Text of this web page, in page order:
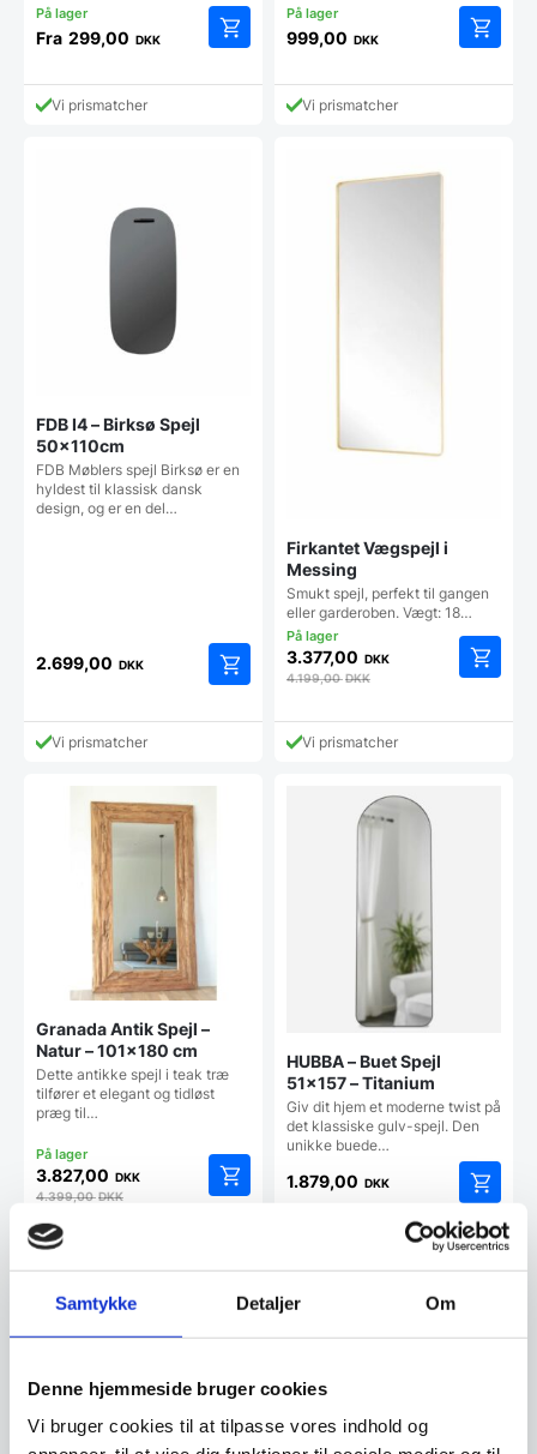
Samtykke Detaljer Om
Denne hjemmeside bruger cookies
Vi bruger cookies til at tilpasse vores indhold og
Fra 299,00 DKK
vare
Vi prismatcher
999,00 DKK
vare
Vi prismatcher
FDB I4 – Birksø Spejl
50x110cm
FDB Møblers spejl Birksø er en
hyldest til klassisk dansk
design, og er en del…
2.699,00 DKK
Vi prismatcher
Firkantet Vægspejl i
Messing
Smukt spejl, perfekt til gangen
eller garderoben. Vægt: 18…
3.377,00 DKK
4.199,00DKK
Vi prismatcher
Granada Antik Spejl –
Natur – 101×180 cm
Dette antikke spejl i teak træ
tilfører et elegant og tidløst
præg til…
3.827,00 DKK
4.399,00DKK
HUBBA – Buet Spejl
51×157 – Titanium
Giv dit hjem et moderne twist på
det klassiske gulv-spejl. Den
unikke buede…
1.879,00 DKK